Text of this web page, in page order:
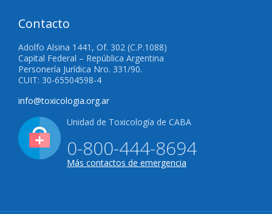
Contacto
Adolfo Alsina 1441, Of. 302 (C.P.1088)
Capital Federal – República Argentina
Personería Jurídica Nro. 331/90.
CUIT: 30-65504598-4
info@toxicologia.org.ar
Unidad de Toxicología de CABA
0-800-444-8694
Más contactos de emergencia